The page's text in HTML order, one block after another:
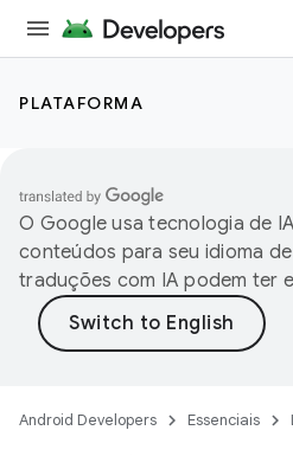
PLATAFORMA
O Google usa tecnologia de
conteúdos para seu idioma
traduções com IA podem ter
Android Developers Essenciais